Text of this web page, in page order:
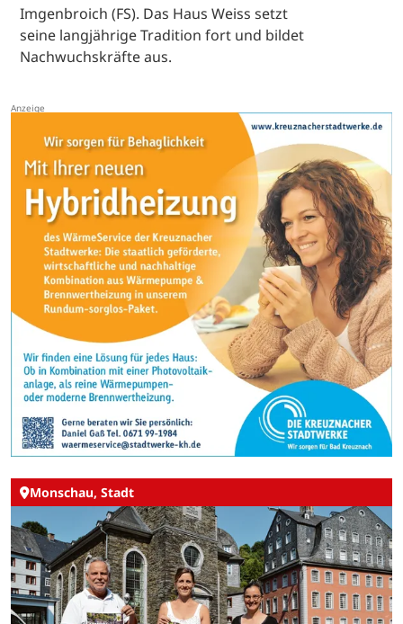
Imgenbroich (FS). Das Haus Weiss setzt
seine langjährige Tradition fort und bildet
Nachwuchskräfte aus.
Monschau, Stadt